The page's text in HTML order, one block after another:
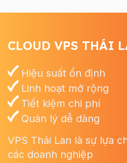
CLOUD VPS THÁI
Hiệu suất ổn định
Linh hoạt mở rộng
Tiết kiệm chi phí
Quản lý dễ dàng
VPS Thái Lan là sự lựa
các doanh nghiệp